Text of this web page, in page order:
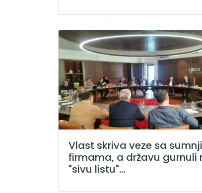
Vlast skriva veze sa
firmama, a državu gurnuli
"sivu listu"...